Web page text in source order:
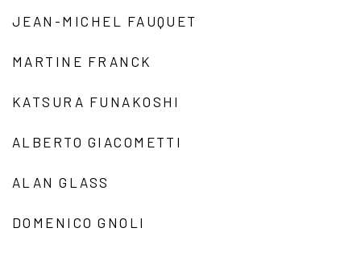
JEAN-MICHEL FAUQUET
MARTINE FRANCK
KATSURA FUNAKOSHI
ALBERTO GIACOMETTI
ALAN GLASS
DOMENICO GNOLI